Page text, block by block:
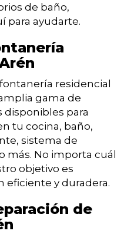
de baño,
para ayudarte.
residencial
gama de
disponibles para
tu cocina, baño,
sistema de
más. No importa cuál
objetivo es
eficiente y duradera.
de